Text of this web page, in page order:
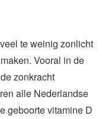
te weinig zonlicht
Vooral in de
zonkracht
alle Nederlandse
geboorte vitamine D